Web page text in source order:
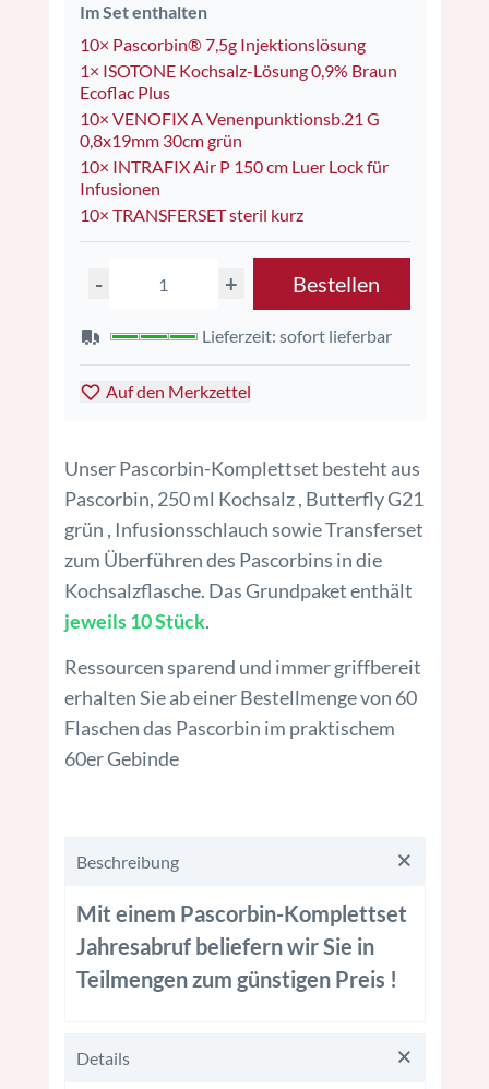
Im Set enthalten
10× Pascorbin® 7,5g Injektionslösung
1× ISOTONE Kochsalz-Lösung 0,9% Braun
Ecoflac Plus
10× VENOFIX A Venenpunktionsb.21 G
0,8x19mm 30cm grün
10× INTRAFIX Air P 150 cm Luer Lock für
Infusionen
10× TRANSFERSET steril kurz
- + Bestellen
Lieferzeit: sofort lieferbar
Auf den Merkzettel
Unser Pascorbin-Komplettset besteht aus
Pascorbin, 250 ml Kochsalz , Butterfly G21
grün , Infusionsschlauch sowie Transferset
zum Überführen des Pascorbins in die
Kochsalzflasche. Das Grundpaket enthält
jeweils 10 Stück.
Ressourcen sparend und immer griffbereit
erhalten Sie ab einer Bestellmenge von 60
Flaschen das Pascorbin im praktischem
60er Gebinde
Beschreibung
Mit einem Pascorbin-Komplettset
Jahresabruf beliefern wir Sie in
Teilmengen zum günstigen Preis !
Details